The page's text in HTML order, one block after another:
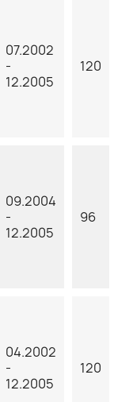
07.2002
-
12.2005
120
09.2004
-
12.2005
96
04.2002
-
12.2005
120